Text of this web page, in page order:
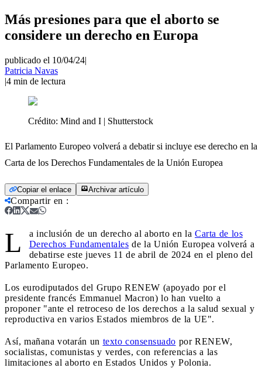
Más presiones para que el aborto se
considere un derecho en Europa
publicado el 10/04/24|
Patricia Navas
|4 min de lectura
Crédito: Mind and I | Shutterstock
El Parlamento Europeo volverá a debatir si incluye ese derecho en la
Carta de los Derechos Fundamentales de la Unión Europea
Copiar el enlace Archivar artículo
Compartir en :
L a inclusión de un derecho al aborto en la Carta de los
Derechos Fundamentales de la Unión Europea volverá a
debatirse este jueves 11 de abril de 2024 en el pleno del
Parlamento Europeo.
Los eurodiputados del Grupo RENEW (apoyado por el
presidente francés Emmanuel Macron) lo han vuelto a
proponer "ante el retroceso de los derechos a la salud sexual y
reproductiva en varios Estados miembros de la UE".
Así, mañana votarán un texto consensuado por RENEW,
socialistas, comunistas y verdes, con referencias a las
limitaciones al aborto en Estados Unidos y Polonia.